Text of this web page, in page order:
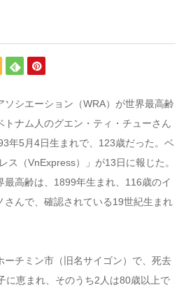
ソシエーション（WRA）が世界最高齢
トナム人のグエン・ティ・チューさん
年5月4日生まれで、123歳だった。ベ
ス（VnExpress）」が13日に報じた。
最高齢は、1899年生まれ、116歳のイ
さんで、確認されている19世紀生まれ
ーチミン市（旧名サイゴン）で、死去
に恵まれ、そのうち2人は80歳以上で